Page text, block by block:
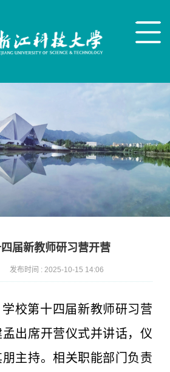
届新教师研习营开营
发布时间 : 2025-10-15 14:06
学校第十四届新教师研习营
出席开营仪式并讲话，仪
主持。相关职能部门负责